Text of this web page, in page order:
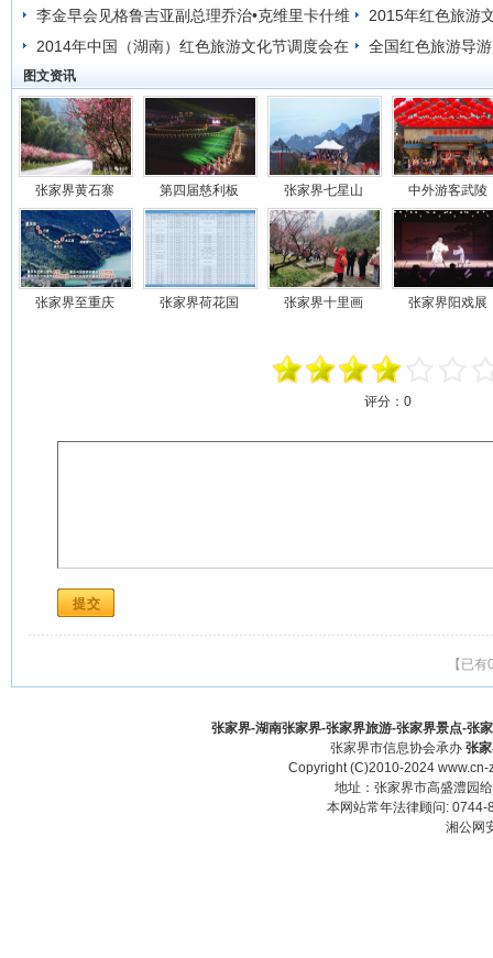
作会议召开
李金早会见格鲁吉亚副总理乔治•克维里卡什维
利一行
2015年红色旅游
2014年中国（湖南）红色旅游文化节调度会在
通道召开
全国红色旅游导
图文资讯
张家界黄石寨 第四届慈利板 张家界七星山 中外游客武陵
张家界至重庆 张家界荷花国 张家界十里画 张家界阳戏展
评分： 0
【已
张家界-湖南张家界-张家界旅游-张家界景点-张
张家界市信息协会承办 张
Copyright (C)2010-2024
地址：张家界市高盛澧园
本网站常年法律顾问:
湘公网